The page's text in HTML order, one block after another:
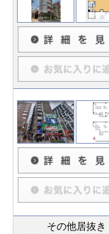
その他居抜き